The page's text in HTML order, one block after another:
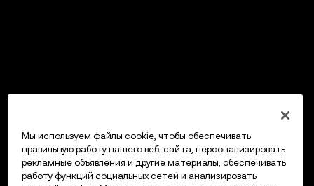
Мы используем файлы cookie, чтобы обеспечивать
правильную работу нашего веб-сайта, персонализировать
рекламные объявления и другие материалы, обеспечивать
работу функций социальных сетей и анализировать